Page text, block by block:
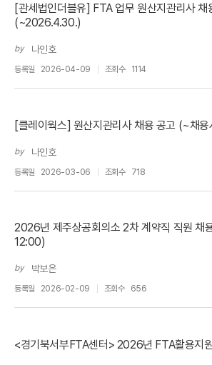
[관세법인더블유] FTA 업무 원산지관리사 채
(~2026.4.30.)
by 나인호
등록일 2026-04-09 조회수 1114
[클레이웍스] 원산지관리사 채용 공고 (~채용
by 나인호
등록일 2026-03-06 조회수 718
2026년 제주상공회의소 2차 계약직 직원 채
12:00)
by 박보은
등록일 2026-02-09 조회수 656
<경기북서부FTA센터> 2026년 FTA활용지